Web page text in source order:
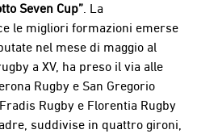
Seven Cup”. La
le migliori formazioni emerse
nel mese di maggio al
a XV, ha preso il via alle
Rugby e San Gregorio
Rugby e Florentia Rugby
suddivise in quattro gironi,